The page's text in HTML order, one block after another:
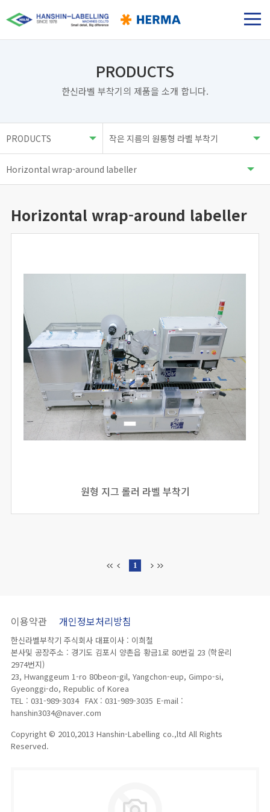
PRODUCTS
한신라벨 부착기의 제품을 소개 합니다.
Horizontal wrap-around labeller
원형 지그 롤러 라벨 부착기
1
이용약관 개인정보처리방침
한신라벨부착기 주식회사 대표이사 : 이희철
본사및 공장주소 : 경기도 김포시 양촌읍 황금1로 80번길 23 (학운리
2974번지)
23, Hwanggeum 1-ro 80beon-gil, Yangchon-eup, Gimpo-si,
Gyeonggi-do, Republic of Korea
TEL : 031-989-3034 FAX : 031-989-3035 E-mail :
hanshin3034@naver.com
Copyright © 2010,2013 Hanshin-Labelling co.,ltd All Rights
Reserved.